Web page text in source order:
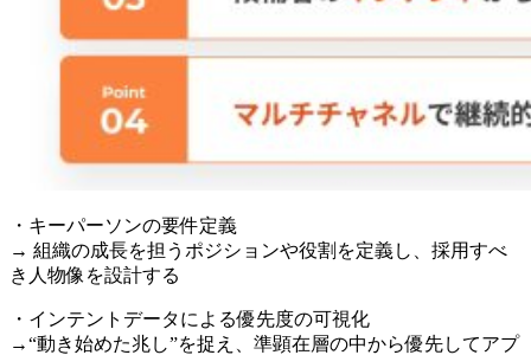
・キーパーソンの要件定義
→ 組織の成長を担うポジションや役割を定義し、採用すべ
き人物像を設計する
・インテントデータによる優先度の可視化
→“動き始めた兆し”を捉え、準顕在層の中から優先してアプ